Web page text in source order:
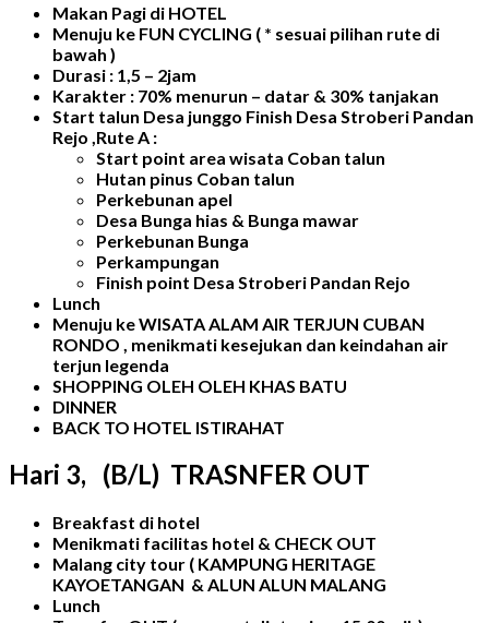
Makan Pagi di HOTEL
Menuju ke FUN CYCLING ( * sesuai pilihan rute di
bawah )
Durasi : 1,5 – 2jam
Karakter : 70% menurun – datar & 30% tanjakan
Start talun Desa junggo Finish Desa Stroberi Pandan
Rejo ,Rute A :
Start point area wisata Coban talun
Hutan pinus Coban talun
Perkebunan apel
Desa Bunga hias & Bunga mawar
Perkebunan Bunga
Perkampungan
Finish point Desa Stroberi Pandan Rejo
Lunch
Menuju ke WISATA ALAM AIR TERJUN CUBAN
RONDO , menikmati kesejukan dan keindahan air
terjun legenda
SHOPPING OLEH OLEH KHAS BATU
DINNER
BACK TO HOTEL ISTIRAHAT
Hari 3, (B/L) TRASNFER OUT
Breakfast di hotel
Menikmati facilitas hotel & CHECK OUT
Malang city tour ( KAMPUNG HERITAGE
KAYOETANGAN & ALUN ALUN MALANG
Lunch